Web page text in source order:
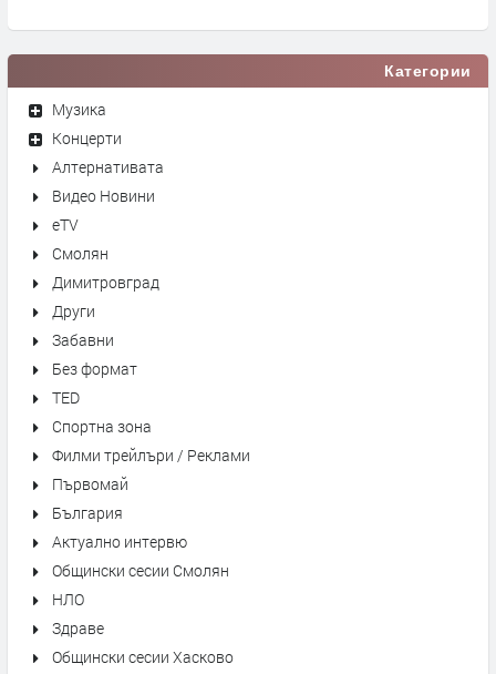
Категории
Музика
Концерти
Алтернативата
Видео Новини
eTV
Смолян
Димитровград
Други
Забавни
Без формат
TED
Спортна зона
Филми трейлъри / Реклами
Първомай
България
Актуално интервю
Общински сесии Смолян
НЛО
Здраве
Общински сесии Хасково